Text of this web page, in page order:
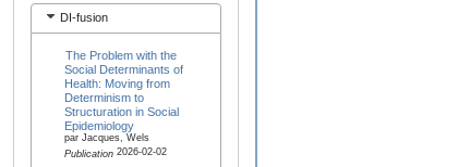
DI-fusion
The Problem with the
Social Determinants of
Health: Moving from
Determinism to
Structuration in Social
Epidemiology
par Jacques, Wels
Publication2026-02-02